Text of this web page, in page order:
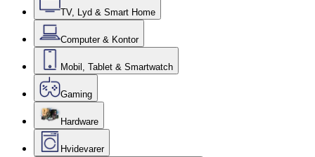
TV, Lyd & Smart Home
Computer & Kontor
Mobil, Tablet & Smartwatch
Gaming
Hardware
Hvidevarer